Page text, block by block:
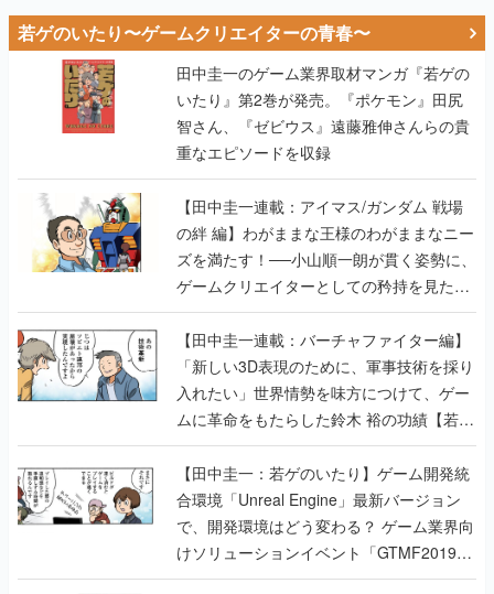
若ゲのいたり〜ゲームクリエイターの青春〜
田中圭一のゲーム業界取材マンガ『若ゲの
いたり』第2巻が発売。『ポケモン』田尻
智さん、『ゼビウス』遠藤雅伸さんらの貴
重なエピソードを収録
【田中圭一連載：アイマス/ガンダム 戦場
の絆 編】わがままな王様のわがままなニー
ズを満たす！──小山順一朗が貫く姿勢に、
ゲームクリエイターとしての矜持を見た
【若ゲのいたり最終回】
【田中圭一連載：バーチャファイター編】
「新しい3D表現のために、軍事技術を採り
入れたい」世界情勢を味方につけて、ゲー
ムに革命をもたらした鈴木 裕の功績【若ゲ
のいたり】
【田中圭一：若ゲのいたり】ゲーム開発統
合環境「Unreal Engine」最新バージョン
で、開発環境はどう変わる？ ゲーム業界向
けソリューションイベント「GTMF2019」
に行って、より理解を深めよう【PR】